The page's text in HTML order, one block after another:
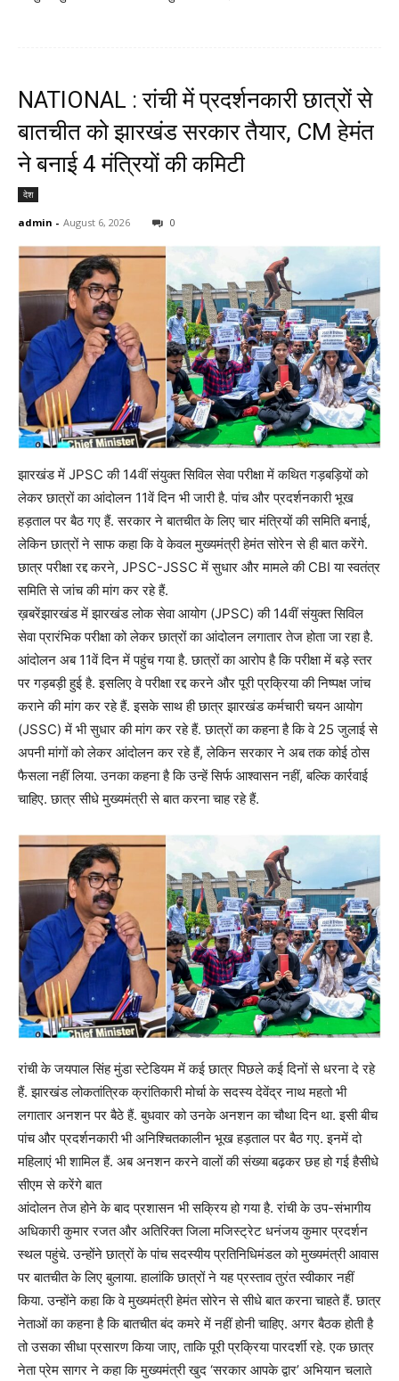
NATIONAL : रांची में प्रदर्शनकारी छात्रों से
बातचीत को झारखंड सरकार तैयार, CM हेमंत
ने बनाई 4 मंत्रियों की कमिटी
देश
admin - August 6, 2026 0
झारखंड में JPSC की 14वीं संयुक्त सिविल सेवा परीक्षा में कथित गड़बड़ियों को
लेकर छात्रों का आंदोलन 11वें दिन भी जारी है. पांच और प्रदर्शनकारी भूख
हड़ताल पर बैठ गए हैं. सरकार ने बातचीत के लिए चार मंत्रियों की समिति बनाई,
लेकिन छात्रों ने साफ कहा कि वे केवल मुख्यमंत्री हेमंत सोरेन से ही बात करेंगे.
छात्र परीक्षा रद्द करने, JPSC-JSSC में सुधार और मामले की CBI या स्वतंत्र
समिति से जांच की मांग कर रहे हैं.
ख़बरेंझारखंड में झारखंड लोक सेवा आयोग (JPSC) की 14वीं संयुक्त सिविल
सेवा प्रारंभिक परीक्षा को लेकर छात्रों का आंदोलन लगातार तेज होता जा रहा है.
आंदोलन अब 11वें दिन में पहुंच गया है. छात्रों का आरोप है कि परीक्षा में बड़े स्तर
पर गड़बड़ी हुई है. इसलिए वे परीक्षा रद्द करने और पूरी प्रक्रिया की निष्पक्ष जांच
कराने की मांग कर रहे हैं. इसके साथ ही छात्र झारखंड कर्मचारी चयन आयोग
(JSSC) में भी सुधार की मांग कर रहे हैं. छात्रों का कहना है कि वे 25 जुलाई से
अपनी मांगों को लेकर आंदोलन कर रहे हैं, लेकिन सरकार ने अब तक कोई ठोस
फैसला नहीं लिया. उनका कहना है कि उन्हें सिर्फ आश्वासन नहीं, बल्कि कार्रवाई
चाहिए. छात्र सीधे मुख्यमंत्री से बात करना चाह रहे हैं.
रांची के जयपाल सिंह मुंडा स्टेडियम में कई छात्र पिछले कई दिनों से धरना दे रहे
हैं. झारखंड लोकतांत्रिक क्रांतिकारी मोर्चा के सदस्य देवेंद्र नाथ महतो भी
लगातार अनशन पर बैठे हैं. बुधवार को उनके अनशन का चौथा दिन था. इसी बीच
पांच और प्रदर्शनकारी भी अनिश्चितकालीन भूख हड़ताल पर बैठ गए. इनमें दो
महिलाएं भी शामिल हैं. अब अनशन करने वालों की संख्या बढ़कर छह हो गई हैसीधे
सीएम से करेंगे बात
आंदोलन तेज होने के बाद प्रशासन भी सक्रिय हो गया है. रांची के उप-संभागीय
अधिकारी कुमार रजत और अतिरिक्त जिला मजिस्ट्रेट धनंजय कुमार प्रदर्शन
स्थल पहुंचे. उन्होंने छात्रों के पांच सदस्यीय प्रतिनिधिमंडल को मुख्यमंत्री आवास
पर बातचीत के लिए बुलाया. हालांकि छात्रों ने यह प्रस्ताव तुरंत स्वीकार नहीं
किया. उन्होंने कहा कि वे मुख्यमंत्री हेमंत सोरेन से सीधे बात करना चाहते हैं. छात्र
नेताओं का कहना है कि बातचीत बंद कमरे में नहीं होनी चाहिए. अगर बैठक होती है
तो उसका सीधा प्रसारण किया जाए, ताकि पूरी प्रक्रिया पारदर्शी रहे. एक छात्र
नेता प्रेम सागर ने कहा कि मुख्यमंत्री खुद ‘सरकार आपके द्वार’ अभियान चलाते